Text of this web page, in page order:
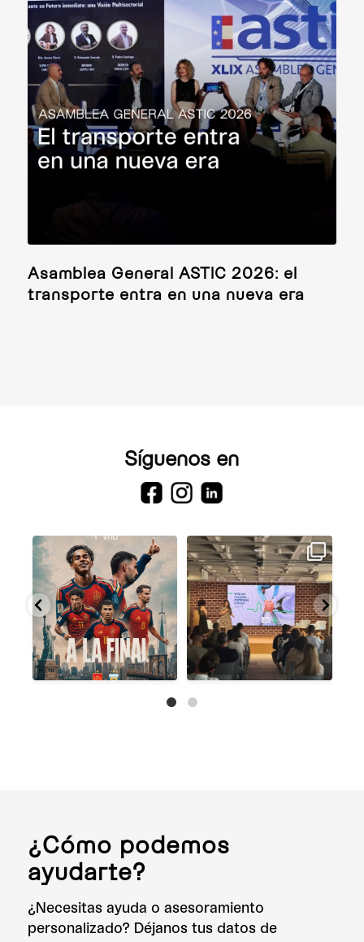
Asamblea General ASTIC 2026: el
transporte entra en una nueva era
Síguenos en
Hay veranos que se recuerdan
para siempre.
...
El viernes vivimos una de esas
jornadas que dejan huella...
¿Cómo podemos
ayudarte?
¿Necesitas ayuda o asesoramiento
personalizado? Déjanos tus datos de